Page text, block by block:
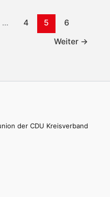
… 4 5
6
Weiter →
der CDU Kreisverband